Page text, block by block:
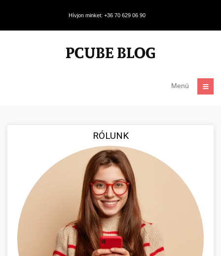
Hívjon minket: +36 70 629 06 90
Menü
RÓLUNK